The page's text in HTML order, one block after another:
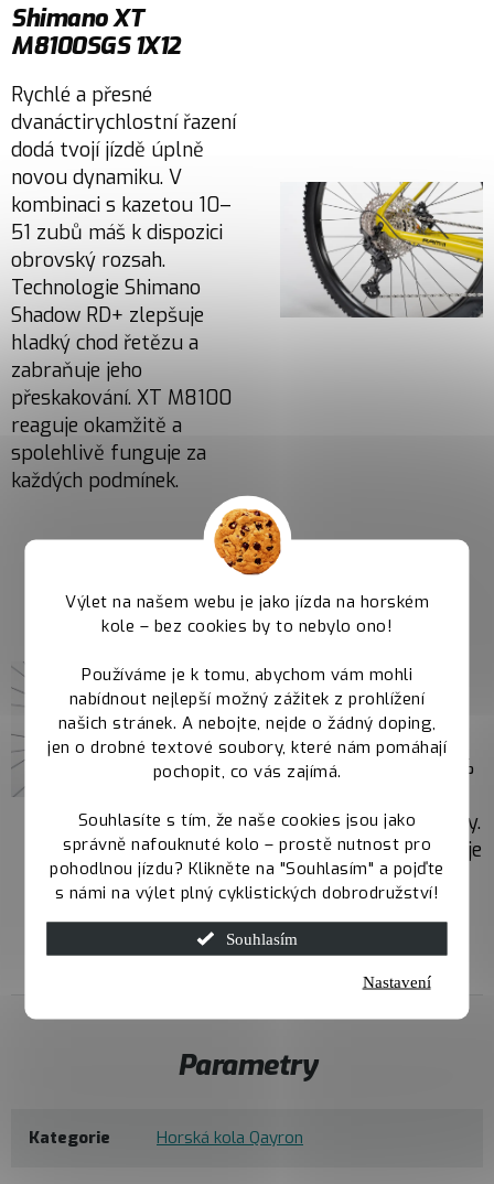
Výlet na našem webu je jako jízda na horském
kole – bez cookies by to nebylo ono!
Používáme je k tomu, abychom vám mohli
nabídnout nejlepší možný zážitek z prohlížení
našich stránek. A nebojte, nejde o žádný doping,
jen o drobné textové soubory, které nám pomáhají
pochopit, co vás zajímá.
Souhlasíte s tím, že naše cookies jsou jako
správně nafouknuté kolo – prostě nutnost pro
pohodlnou jízdu? Klikněte na "Souhlasím" a pojďte
s námi na výlet plný cyklistických dobrodružství!
Souhlasím
Nastavení
Shimano XT
M8100SGS 1X12
Rychlé a přesné
dvanáctirychlostní řazení
dodá tvojí jízdě úplně
novou dynamiku. V
kombinaci s kazetou 10–
51 zubů máš k dispozici
obrovský rozsah.
Technologie Shimano
Shadow RD+ zlepšuje
hladký chod řetězu a
zabraňuje jeho
přeskakování. XT M8100
reaguje okamžitě a
spolehlivě funguje za
každých podmínek.
Shimano Deore
Brzdy Shimano Deore
výkonné a citlivé
brždění. Mechanismus
Servo Wave zajišťuje
rychlejší záběr, o 25 %
kratší volný zdvih páky.
Minerální olej garantuje
stabilní brzdný výkon
při každé jízdě.
Parametry
Kategorie Horská kola Qayron